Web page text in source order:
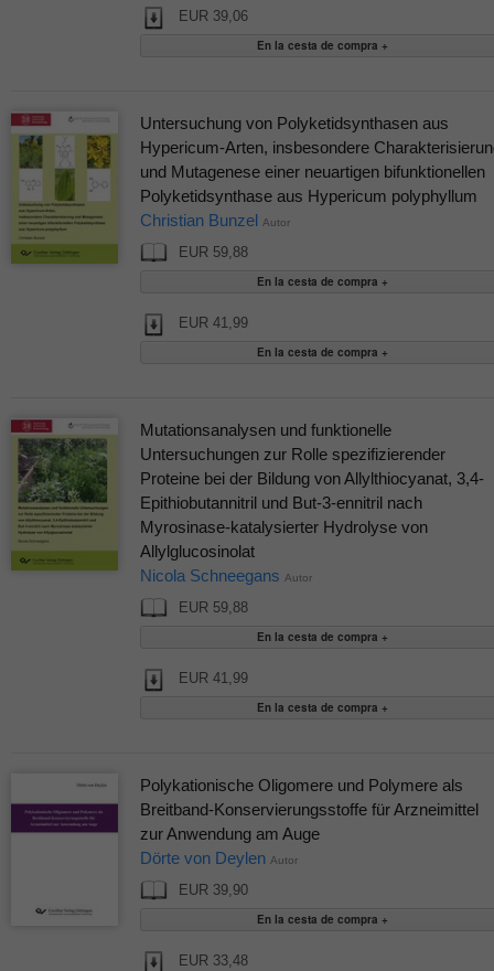
EUR 39,06
Untersuchung von Polyketidsynthasen aus
Hypericum-Arten, insbesondere
und Mutagenese einer neuartigen bifunktionellen
Polyketidsynthase aus Hypericum polyphyllum
Christian Bunzel Autor
EUR 59,88
EUR 41,99
Mutationsanalysen und funktionelle
Untersuchungen zur Rolle spezifizierender
Proteine bei der Bildung von Allylthiocyanat, 3,4-
Epithiobutannitril und But-3-ennitril nach
Myrosinase-katalysierter Hydrolyse von
Allylglucosinolat
Nicola Schneegans Autor
EUR 59,88
EUR 41,99
Polykationische Oligomere und Polymere als
Breitband-Konservierungsstoffe für Arzneimittel
zur Anwendung am Auge
Dörte von Deylen Autor
EUR 39,90
EUR 33,48